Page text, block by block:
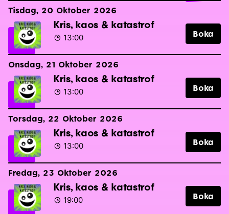
Tisdag, 20 Oktober 2026
Kris, kaos & katastrof
13:00 Boka
Onsdag, 21 Oktober 2026
Kris, kaos & katastrof
13:00 Boka
Torsdag, 22 Oktober 2026
Kris, kaos & katastrof
13:00 Boka
Fredag, 23 Oktober 2026
Kris, kaos & katastrof
19:00 Boka